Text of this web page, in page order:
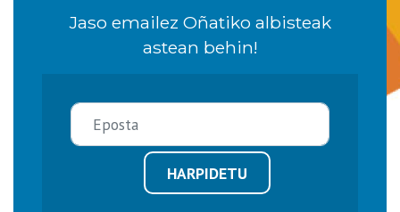
Jaso emailez Oñatiko albisteak
astean behin!
HARPIDETU